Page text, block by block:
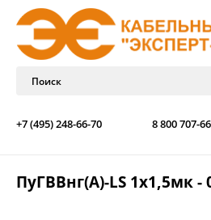
+7 (495) 248-66-70 8 800 707-
ПуГВВнг(A)-LS 1х1,5мк -